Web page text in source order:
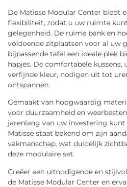
De Matisse Modular Center biedt
flexibiliteit, zodat u uw ruimte
gelegenheid. De ruime bank en
voldoende zitplaatsen voor al uw
bijpassende tafel een ideale plek
hapjes. De comfortabele kussens,
verfijnde kleur, nodigen uit tot
ontspannen.
Gemaakt van hoogwaardig
voor duurzaamheid en
jarenlang van uw investering
Matisse staat bekend om zijn
vakmanschap, wat duidelijk
deze modulaire set.
Creëer een uitnodigende en
de Matisse Modular Center en